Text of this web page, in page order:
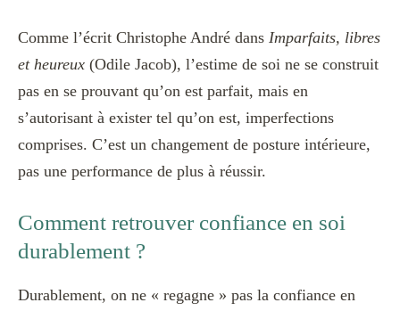
Comme l’écrit Christophe André dans Imparfaits, libres
et heureux (Odile Jacob), l’estime de soi ne se construit
pas en se prouvant qu’on est parfait, mais en
s’autorisant à exister tel qu’on est, imperfections
comprises. C’est un changement de posture intérieure,
pas une performance de plus à réussir.
Comment retrouver confiance en soi
durablement ?
Durablement, on ne « regagne » pas la confiance en